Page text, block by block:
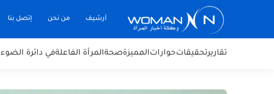
أرشيف من نحن إتصل بنا
تقاريرتحقيقاتحواراتالمميزةصحةالمرأة الفاعلةفي دائرة الضوء